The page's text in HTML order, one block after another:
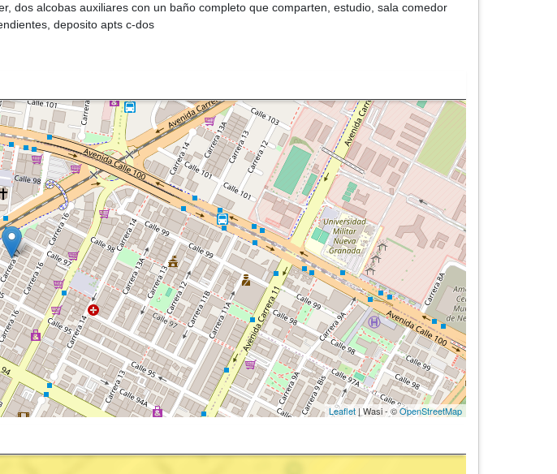
dos alcobas auxiliares con un baño completo que comparten, estudio, sala comedor
deposito apts c-dos
Leaflet | Wasi - ©OpenStreetMap